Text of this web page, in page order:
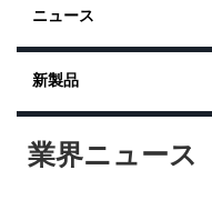
ニュース
新製品
業界ニュース